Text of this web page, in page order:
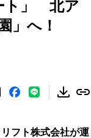
ト」 北ア
」へ！
フト株式会社が運